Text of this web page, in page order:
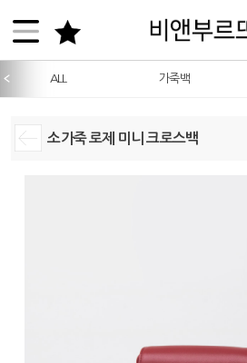
ALL 가죽백
소가죽 로제 미니 크로스백